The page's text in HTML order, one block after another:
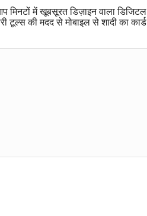
मिनटों में खूबसूरत डिज़ाइन वाला
की मदद से मोबाइल से शादी का